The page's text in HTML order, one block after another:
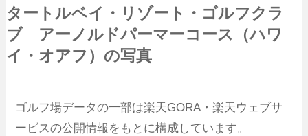
タートルベイ・リゾート・ゴルフクラ
ブ アーノルドパーマーコース（ハワ
イ・オアフ）の写真
ゴルフ場データの一部は楽天GORA・楽天ウェブサ
ービスの公開情報をもとに構成しています。